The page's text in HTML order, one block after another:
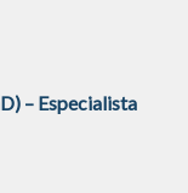
– Especialista